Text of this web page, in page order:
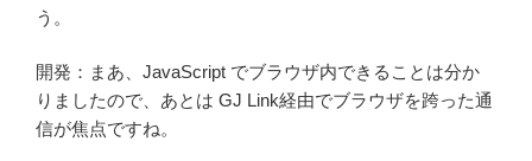
う。
開発：まあ、JavaScript でブラウザ内できることは分か
りましたので、あとは GJ Link経由でブラウザを跨った通
信が焦点ですね。